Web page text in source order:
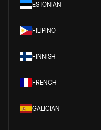
ESTONIAN
FILIPINO
FINNISH
FRENCH
GALICIAN